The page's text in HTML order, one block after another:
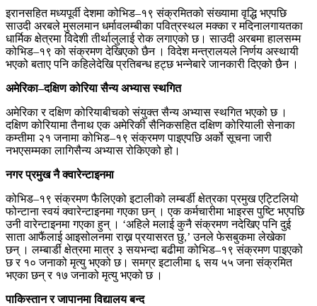
इरानसहित मध्यपूर्वी देशमा कोभिड–१९ संक्रमितको संख्यामा वृद्धि भएपछि
साउदी अरबले मुसलमान धर्मावलम्बीका पवित्रस्थल मक्का र मदिनालगायतका
धार्मिक क्षेत्रमा विदेशी तीर्थालुलाई रोक लगाएको छ। साउदी अरबमा हालसम्म
कोभिड–१९ को संक्रमण देखिएको छैन । विदेश मन्त्रालयले निर्णय अस्थायी
भएको बताए पनि कहिलेदेखि प्रतिबन्ध हट्छ भन्नेबारे जानकारी दिएको छैन ।
अमेरिका–दक्षिण कोरिया सैन्य अभ्यास स्थगित
अमेरिका र दक्षिण कोरियाबीचको संयुक्त सैन्य अभ्यास स्थगित भएको छ ।
दक्षिण कोरियामा तैनाथ एक अमेरिकी सैनिकसहित दक्षिण कोरियाली सेनाका
कम्तीमा २१ जनामा कोभिड–१९ संक्रमण पाइएपछि अर्को सूचना जारी
नभएसम्मका लागिसैन्य अभ्यास रोकिएको हो।
नगर प्रमुख नै क्वारेन्टाइनमा
कोभिड–१९ संक्रमण फैलिएको इटालीको लम्बर्डी क्षेत्रका प्रमुख एट्टिलियो
फोन्टाना स्वयं क्वारेन्टाइनमा गएका छन् । एक कर्मचारीमा भाइरस पुष्टि भएपछि
उनी वारेन्टाइनमा गएका हुन् । ‘अहिले मलाई कुनै संक्रमण नदेखिए पनि दुई
साता आफैंलाई आइसोलनमा राख्न प्रयासरत छु,’ उनले फेसबुकमा लेखेका
छन् । लम्बार्डी क्षेत्रमा मात्र ३ सयभन्दा बढीमा कोभिड–१९ संक्रमण पाइएको
छ र १० जनाको मृत्यु भएको छ। समग्र इटालीमा ६ सय ५५ जना संक्रमित
भएका छन् र १७ जनाको मृत्यु भएको छ ।
पाकिस्तान र जापानमा विद्यालय बन्द